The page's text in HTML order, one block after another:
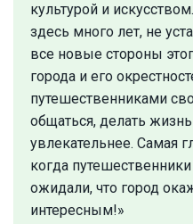
культурой и
здесь много лет, не
все новые стороны
города и его
путешественниками
общаться, делать
увлекательнее. Самая
когда
ожидали, что город
интересным!»